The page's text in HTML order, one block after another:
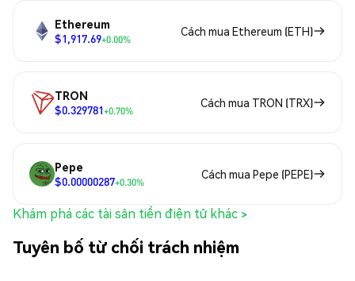
Ethereum
$1,917.69+0.00%
Cách mua Ethereum (ETH)
TRON
$0.329781+0.70%
Cách mua TRON (TRX)
Pepe
$0.00000287+0.30%
Cách mua Pepe (PEPE)
Khám phá các tài sản tiền điện tử khác >
Tuyên bố từ chối trách nhiệm